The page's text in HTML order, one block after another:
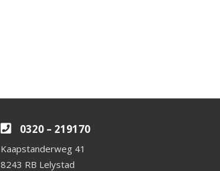
0320 – 219170
Kaapstanderweg 41
8243 RB Lelystad